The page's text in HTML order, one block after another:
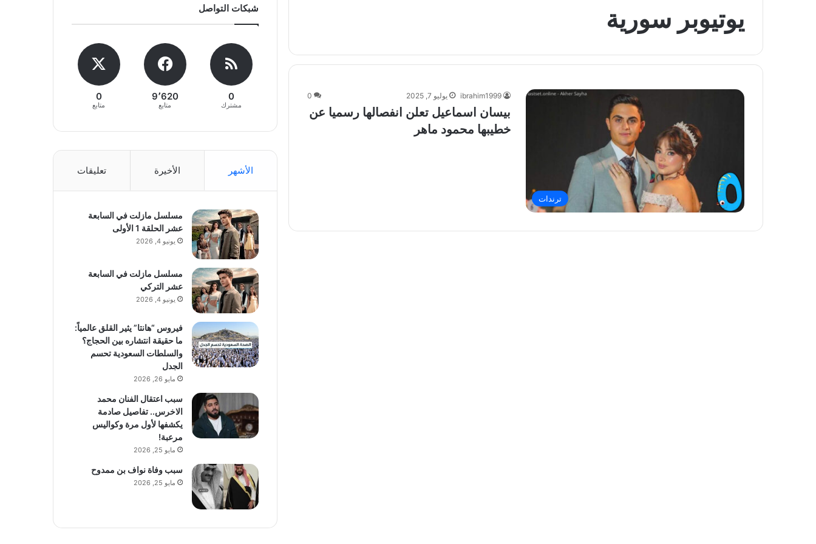
يوتيوبر سورية
ترندات
ibrahim1999 يوليو 7, 2025 0
بيسان اسماعيل تعلن انفصالها رسميا عن
خطيبها محمود ماهر
شبكات التواصل
0
مشترك
9٬620
متابع
0
متابع
الأشهر الأخيرة تعليقات
مسلسل مازلت في السابعة
عشر الحلقة 1 الأولى
يونيو 4, 2026
مسلسل مازلت في السابعة
عشر التركي
يونيو 4, 2026
فيروس “هانتا” يثير القلق عالمياً:
ما حقيقة انتشاره بين الحجاج؟
والسلطات السعودية تحسم
الجدل
مايو 26, 2026
سبب اعتقال الفنان محمد
الاخرس.. تفاصيل صادمة
يكشفها لأول مرة وكواليس
مرعبة!
مايو 25, 2026
سبب وفاة نواف بن ممدوح
مايو 25, 2026